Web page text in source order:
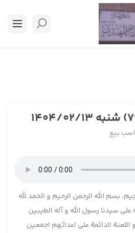
بیع
بسم الله الرحمن الرحیم و الحمد لله
علی سیدنا رسول الله و آله الطیبین
الدائمة علی اعدائهم اجمعین